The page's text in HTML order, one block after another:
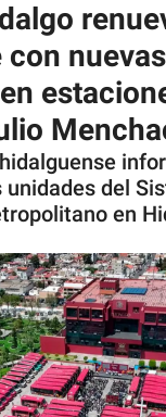
unidades del
en